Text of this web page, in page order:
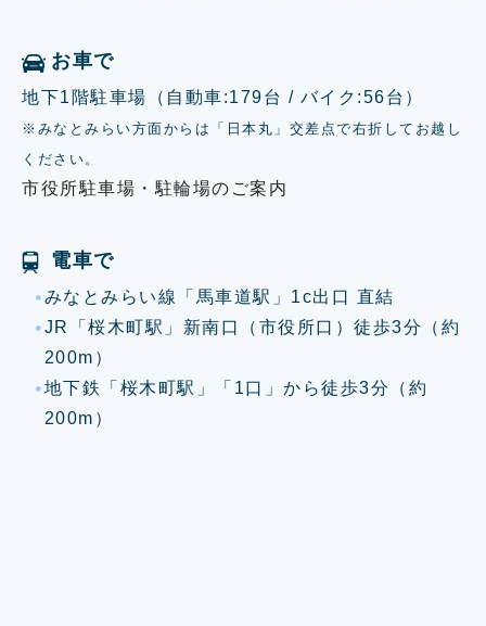
お車で
地下1階駐車場（自動車:179台 / バイク:56台）
※みなとみらい方面からは「日本丸」交差点で右折してお越し
ください。
市役所駐車場・駐輪場のご案内
電車で
みなとみらい線「馬車道駅」1c出口 直結
JR「桜木町駅」新南口（市役所口）徒歩3分（約
200m）
地下鉄「桜木町駅」「1口」から徒歩3分（約
200m）